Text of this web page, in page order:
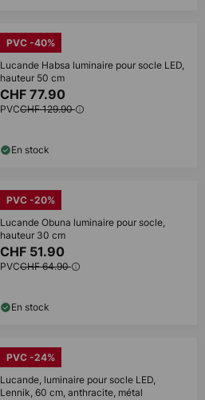
PVC -40%
Lucande Habsa luminaire pour socle LED,
hauteur 50 cm
CHF 77.90
PVCCHF 129.90
En stock
PVC -20%
Lucande Obuna luminaire pour socle,
hauteur 30 cm
CHF 51.90
PVCCHF 64.90
En stock
PVC -24%
Lucande, luminaire pour socle LED,
Lennik, 60 cm, anthracite, métal